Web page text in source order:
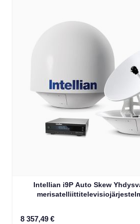
Intellian i9P Auto Skew
8 357,49 €